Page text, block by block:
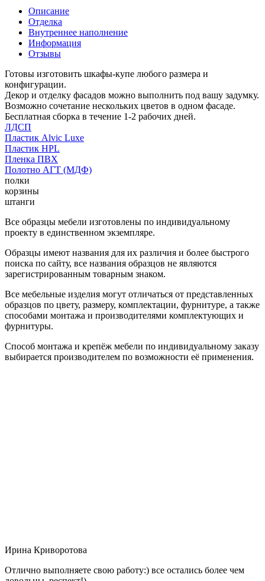
Описание
Отделка
Внутреннее наполнение
Информация
Отзывы
Готовы изготовить шкафы-купе любого размера и
конфигурации.
Декор и отделку фасадов можно выполнить под вашу задумку.
Возможно сочетание нескольких цветов в одном фасаде.
Бесплатная сборка в течение 1-2 рабочих дней.
ЛДСП
Пластик Alvic Luxe
Пластик HPL
Пленка ПВХ
Полотно АГТ (МДФ)
полки
корзины
штанги
Все образцы мебели изготовлены по индивидуальному
проекту в единственном экземпляре.
Образцы имеют названия для их различия и более быстрого
поиска по сайту, все названия образцов не являются
зарегистрированным товарным знаком.
Все мебельные изделия могут отличаться от представленных
образцов по цвету, размеру, комплектации, фурнитуре, а также
способами монтажа и производителями комплектующих и
фурнитуры.
Способ монтажа и крепёж мебели по индивидуальному заказу
выбирается производителем по возможности её применения.
Ирина Криворотова
Отлично выполняете свою работу:) все остались более чем